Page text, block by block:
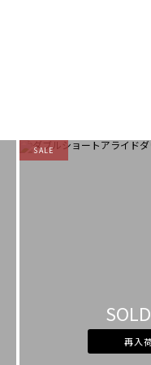
再入
SALE